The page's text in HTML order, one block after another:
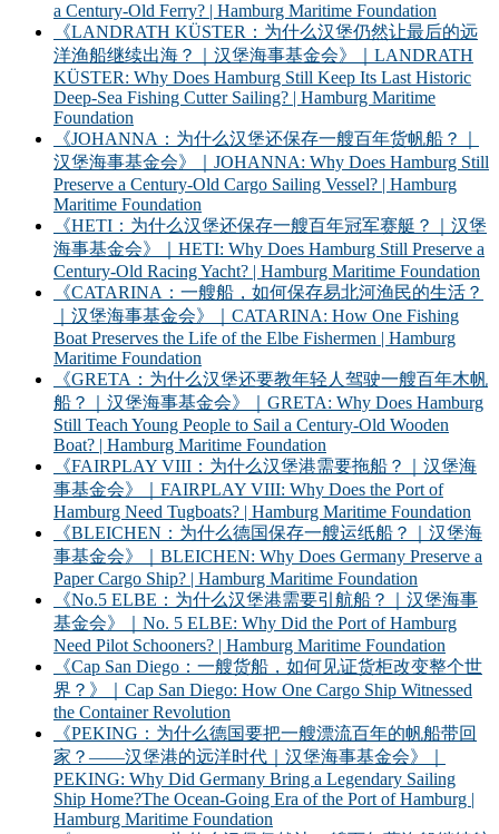
a Century-Old Ferry? | Hamburg Maritime Foundation
《LANDRATH KÜSTER：为什么汉堡仍然让最后的远
洋渔船继续出海？｜汉堡海事基金会》｜LANDRATH
KÜSTER: Why Does Hamburg Still Keep Its Last Historic
Deep-Sea Fishing Cutter Sailing? | Hamburg Maritime
Foundation
《JOHANNA：为什么汉堡还保存一艘百年货帆船？｜
汉堡海事基金会》｜JOHANNA: Why Does Hamburg Still
Preserve a Century-Old Cargo Sailing Vessel? | Hamburg
Maritime Foundation
《HETI：为什么汉堡还保存一艘百年冠军赛艇？｜汉堡
海事基金会》｜HETI: Why Does Hamburg Still Preserve a
Century-Old Racing Yacht? | Hamburg Maritime Foundation
《CATARINA：一艘船，如何保存易北河渔民的生活？
｜汉堡海事基金会》｜CATARINA: How One Fishing
Boat Preserves the Life of the Elbe Fishermen | Hamburg
Maritime Foundation
《GRETA：为什么汉堡还要教年轻人驾驶一艘百年木帆
船？｜汉堡海事基金会》｜GRETA: Why Does Hamburg
Still Teach Young People to Sail a Century-Old Wooden
Boat? | Hamburg Maritime Foundation
《FAIRPLAY VIII：为什么汉堡港需要拖船？｜汉堡海
事基金会》｜FAIRPLAY VIII: Why Does the Port of
Hamburg Need Tugboats? | Hamburg Maritime Foundation
《BLEICHEN：为什么德国保存一艘运纸船？｜汉堡海
事基金会》｜BLEICHEN: Why Does Germany Preserve a
Paper Cargo Ship? | Hamburg Maritime Foundation
《No.5 ELBE：为什么汉堡港需要引航船？｜汉堡海事
基金会》｜No. 5 ELBE: Why Did the Port of Hamburg
Need Pilot Schooners? | Hamburg Maritime Foundation
《Cap San Diego：一艘货船，如何见证货柜改变整个世
界？》｜Cap San Diego: How One Cargo Ship Witnessed
the Container Revolution
《PEKING：为什么德国要把一艘漂流百年的帆船带回
家？——汉堡港的远洋时代｜汉堡海事基金会》｜
PEKING: Why Did Germany Bring a Legendary Sailing
Ship Home?The Ocean-Going Era of the Port of Hamburg |
Hamburg Maritime Foundation